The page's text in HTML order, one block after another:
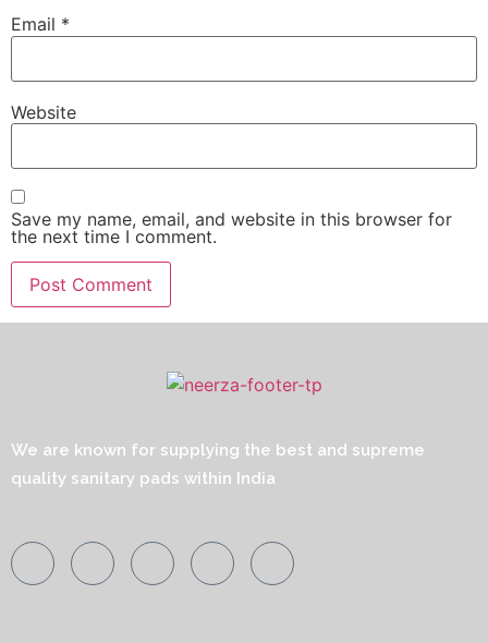
Email *
Website
Save my name, email, and website in this browser for
the next time I comment.
We are known for supplying the best and supreme
quality sanitary pads within India